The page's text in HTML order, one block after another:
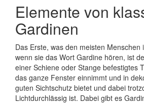
Elemente von
Gardinen
Das Erste, was den meisten Menschen
wenn sie das Wort Gardine hören, ist
einer Schiene oder Stange befestigtes
das ganze Fenster einnimmt und in
guten Sichtschutz bietet und dabei
Lichtdurchlässig ist. Dabei gibt es